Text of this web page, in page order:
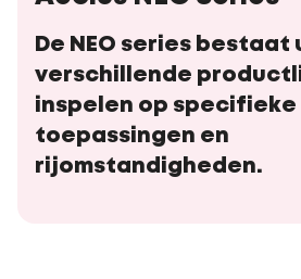
De NEO series bestaat
verschillende
inspelen op specifieke
toepassingen en
rijomstandigheden.